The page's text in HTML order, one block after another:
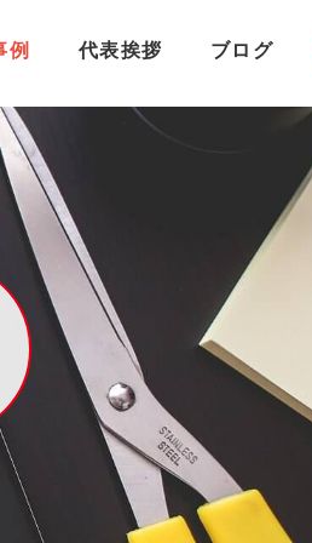
例 代表挨拶 ブログ